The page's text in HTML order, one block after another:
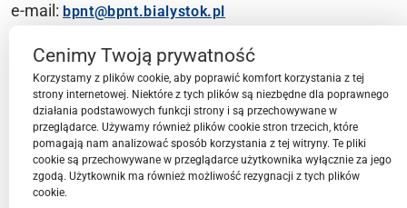
e-mail: bpnt@bpnt.bialystok.pl
Contact
BPN-T Area
BPN-T Offer
Cenimy Twoją prywatność
Korzystamy z plików cookie, aby poprawić komfort korzystania z tej
strony internetowej. Niektóre z tych plików są niezbędne dla poprawnego
działania podstawowych funkcji strony i są przechowywane w
przeglądarce. Używamy również plików cookie stron trzecich, które
pomagają nam analizować sposób korzystania z tej witryny. Te pliki
cookie są przechowywane w przeglądarce użytkownika wyłącznie za jego
zgodą. Użytkownik ma również możliwość rezygnacji z tych plików
cookie.